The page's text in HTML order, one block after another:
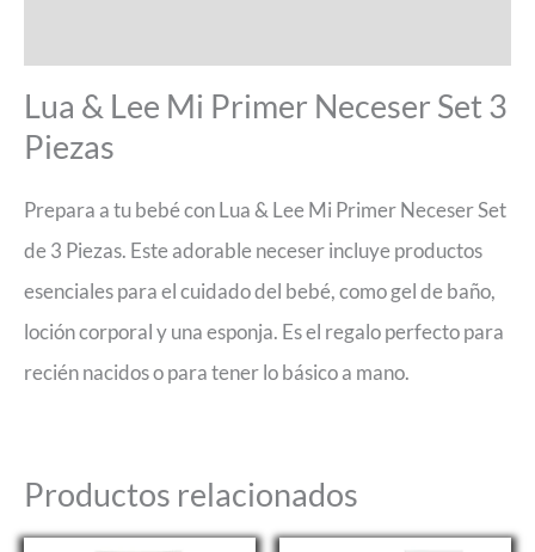
Lua & Lee Mi Primer Neceser Set 3
Piezas
Prepara a tu bebé con Lua & Lee Mi Primer Neceser Set
de 3 Piezas. Este adorable neceser incluye productos
esenciales para el cuidado del bebé, como gel de baño,
loción corporal y una esponja. Es el regalo perfecto para
recién nacidos o para tener lo básico a mano.
Productos relacionados